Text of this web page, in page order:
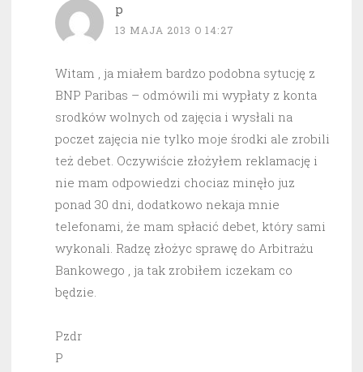
p
13 MAJA 2013 O 14:27
Witam , ja miałem bardzo podobna sytucję z
BNP Paribas – odmówili mi wypłaty z konta
srodków wolnych od zajęcia i wysłali na
poczet zajęcia nie tylko moje środki ale zrobili
też debet. Oczywiście złożyłem reklamację i
nie mam odpowiedzi chociaz minęło juz
ponad 30 dni, dodatkowo nekaja mnie
telefonami, że mam spłacić debet, który sami
wykonali. Radzę złożyc sprawę do Arbitrażu
Bankowego , ja tak zrobiłem iczekam co
będzie.
Pzdr
P